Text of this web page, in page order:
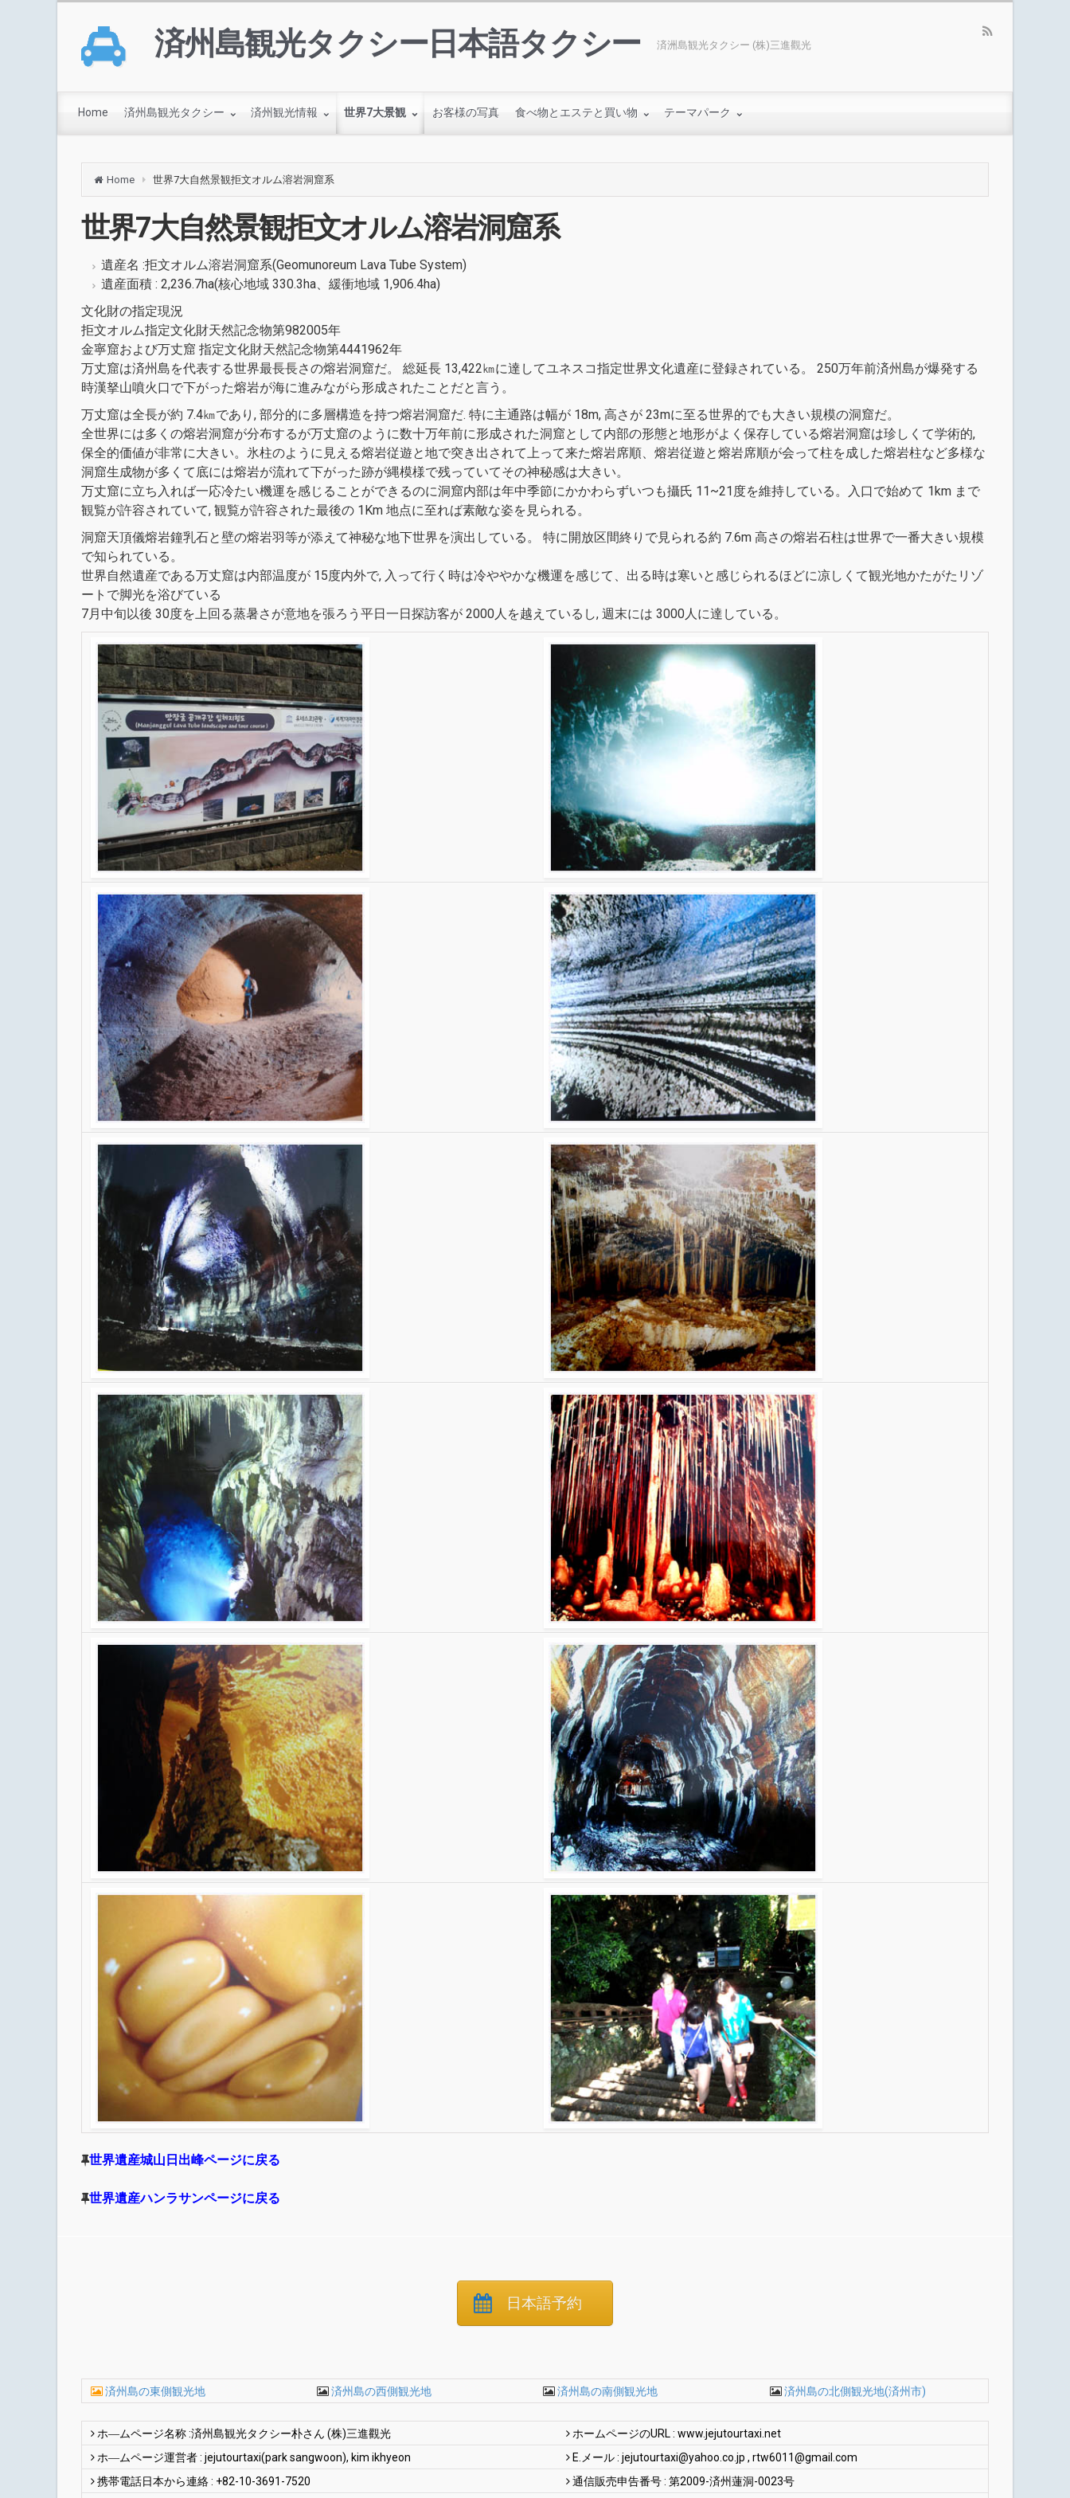
済州島観光タクシー日本語タクシー 済洲島観光タクシー (株)三進觀光
Home 済州島観光タクシー 済州観光情報 世界7大景観 お客様の写真 食べ物とエステと買い物 テーマパーク
Home 世界7大自然景観拒文オルム溶岩洞窟系
世界7大自然景観拒文オルム溶岩洞窟系
遺産名 :拒文オルム溶岩洞窟系(Geomunoreum Lava Tube System)
遺産面積 : 2,236.7ha(核心地域 330.3ha、緩衝地域 1,906.4ha)
文化財の指定現況
拒文オルム指定文化財天然記念物第982005年
金寧窟および万丈窟 指定文化財天然記念物第4441962年
万丈窟は済州島を代表する世界最長長さの熔岩洞窟だ。 総延長 13,422㎞に達してユネスコ指定世界文化遺産に登録されている。 250万年前済州島が爆発する
時漢拏山噴火口で下がった熔岩が海に進みながら形成されたことだと言う。
万丈窟は全長が約 7.4㎞であり, 部分的に多層構造を持つ熔岩洞窟だ. 特に主通路は幅が 18m, 高さが 23mに至る世界的でも大きい規模の洞窟だ。
全世界には多くの熔岩洞窟が分布するが万丈窟のように数十万年前に形成された洞窟として内部の形態と地形がよく保存している熔岩洞窟は珍しくて学術的,
保全的価値が非常に大きい。氷柱のように見える熔岩従遊と地で突き出されて上って来た熔岩席順、熔岩従遊と熔岩席順が会って柱を成した熔岩柱など多様な
洞窟生成物が多くて底には熔岩が流れて下がった跡が縄模様で残っていてその神秘感は大きい。
万丈窟に立ち入れば一応冷たい機運を感じることができるのに洞窟内部は年中季節にかかわらずいつも攝氏 11~21度を維持している。入口で始めて 1km まで
観覧が許容されていて, 観覧が許容された最後の 1Km 地点に至れば素敵な姿を見られる。
洞窟天頂儀熔岩鐘乳石と壁の熔岩羽等が添えて神秘な地下世界を演出している。 特に開放区間終りで見られる約 7.6m 高さの熔岩石柱は世界で一番大きい規模
で知られている。
世界自然遺産である万丈窟は内部温度が 15度内外で, 入って行く時は冷ややかな機運を感じて、出る時は寒いと感じられるほどに凉しくて観光地かたがたリゾ
ートで脚光を浴びている
7月中旬以後 30度を上回る蒸暑さが意地を張ろう平日一日探訪客が 2000人を越えているし, 週末には 3000人に達している。
世界遺産城山日出峰ページに戻る
世界遺産ハンラサンページに戻る
日本語予約
済州島の東側観光地 済州島の西側観光地 済州島の南側観光地 済州島の北側観光地(済州市)
ホ―ムページ名称 :済州島観光タクシー朴さん (株)三進觀光
ホームページのURL : www.jejutourtaxi.net
ホ―ムページ運営者 : jejutourtaxi(park sangwoon), kim ikhyeon
E.メール : jejutourtaxi@yahoo.co.jp , rtw6011@gmail.com
携帯電話日本から連絡 : +82-10-3691-7520
通信販売申告番号 : 第2009-済州蓮洞-0023号